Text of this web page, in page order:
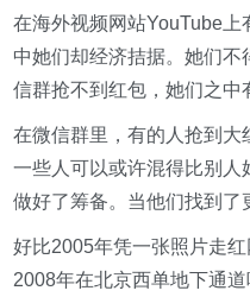
在海外视频网站YouTube
中她们却经济拮据。她们
信群抢不到红包，她们之中
在微信群里，有的人抢到
一些人可以或许混得比别
做好了筹备。当他们找到了
好比2005年凭一张照片走红
2008年在北京西单地下通道